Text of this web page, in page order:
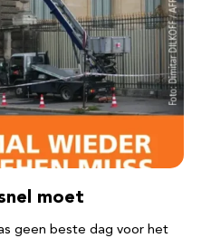
moet
geen beste dag voor het